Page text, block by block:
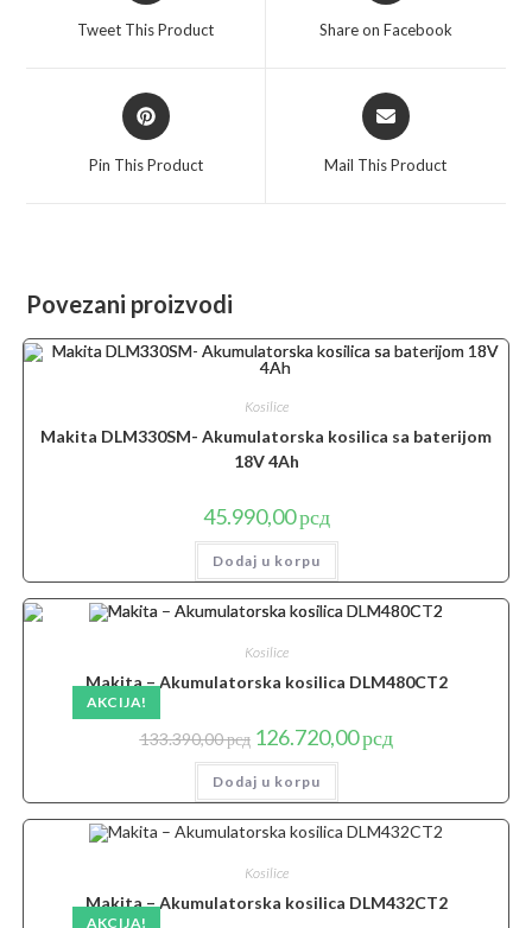
Tweet This Product Share on Facebook
Opens
in
Pin This Product
Opens
in
Mail This Product
Povezani proizvodi
Kosilice
Makita DLM330SM- Akumulatorska kosilica sa baterijom
18V 4Ah
45.990,00рсд
Dodaj u korpu
AKCIJA!
Kosilice
Makita – Akumulatorska kosilica DLM480CT2
133.390,00рсд Originalna
cena
je
bila:
133.390,00 рсд.
126.720,00рсдTrenutna
cena
Dodaj u korpu
AKCIJA!
Kosilice
Makita – Akumulatorska kosilica DLM432CT2